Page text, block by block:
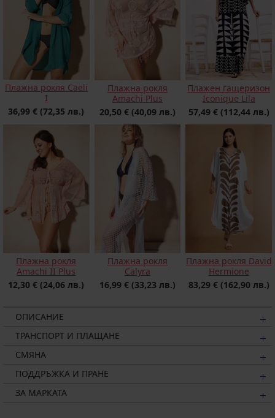
Плажна рокля Caeli
I
36,99 € (72,35 лв.)
Плажна рокля
Amachi Plus
20,50 € (40,09 лв.)
Плажен гащеризон
Iconique Lila
57,49 € (112,44 лв.)
Плажна рокля
Amachi II Plus
12,30 € (24,06 лв.)
Плажна рокля
Calyra
16,99 € (33,23 лв.)
Плажна рокля David
Hermione
83,29 € (162,90 лв.)
ОПИСАНИЕ
ТРАНСПОРТ И ПЛАЩАНЕ
СМЯНА
ПОДДРЪЖКА И ПРАНЕ
ЗА МАРКАТА